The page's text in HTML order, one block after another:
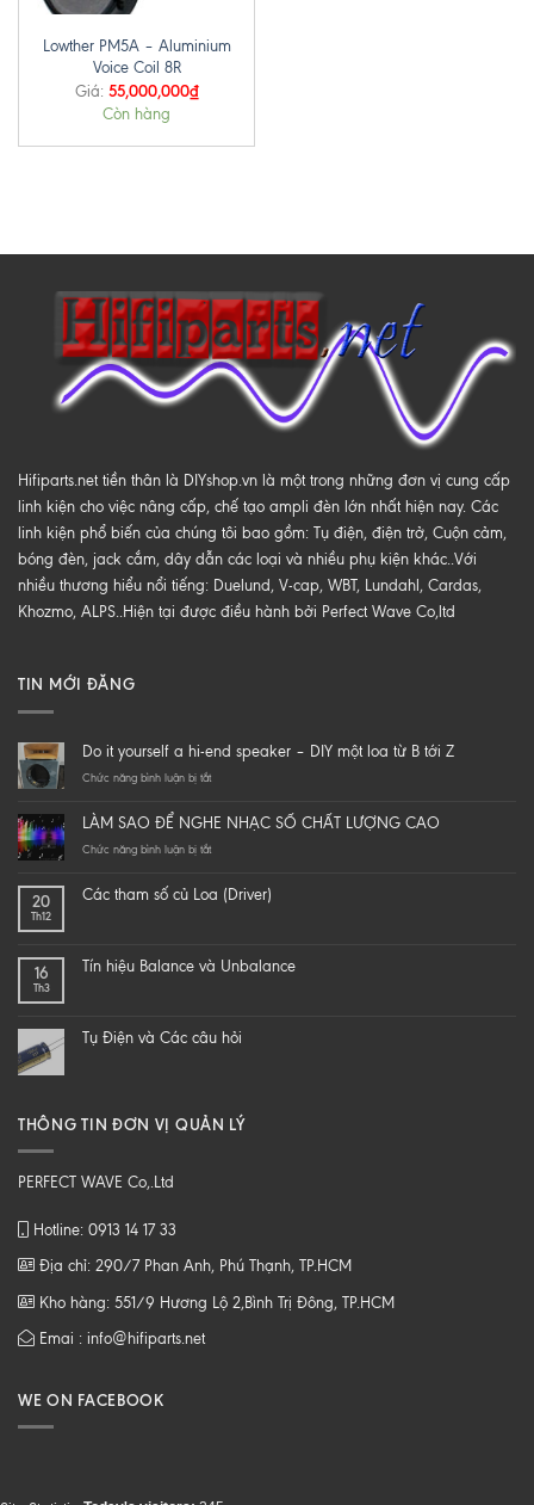
Lowther PM5A – Aluminium
Voice Coil 8R
Giá: 55,000,000₫
Còn hàng
Hifiparts.net tiền thân là DIYshop.vn là một trong những đơn vị cung cấp
linh kiện cho việc nâng cấp, chế tạo ampli đèn lớn nhất hiện nay. Các
linh kiện phổ biến của chúng tôi bao gồm: Tụ điện, điện trở, Cuộn cảm,
bóng đèn, jack cắm, dây dẫn các loại và nhiều phụ kiện khác..Với
nhiều thương hiểu nổi tiếng: Duelund, V-cap, WBT, Lundahl, Cardas,
Khozmo, ALPS..Hiện tại được điều hành bởi Perfect Wave Co,ltd
TIN MỚI ĐĂNG
Do it yourself a hi-end speaker – DIY một loa từ B tới Z
Chức năng bình luận bị tắtở
yourself
a
speaker
loa
Z
LÀM SAO ĐỂ NGHE NHẠC SỐ CHẤT LƯỢNG CAO
Chức năng bình luận bị tắtở
ĐỂ
CHẤT
20
Th12
Các tham số củ Loa (Driver)
16
Th3
Tín hiệu Balance và Unbalance
Tụ Điện và Các câu hỏi
THÔNG TIN ĐƠN VỊ QUẢN LÝ
PERFECT WAVE Co,.Ltd
Hotline: 0913 14 17 33
Địa chỉ: 290/7 Phan Anh, Phú Thạnh, TP.HCM
Kho hàng: 551/9 Hương Lộ 2,Bình Trị Đông, TP.HCM
Emai : info@hifiparts.net
WE ON FACEBOOK